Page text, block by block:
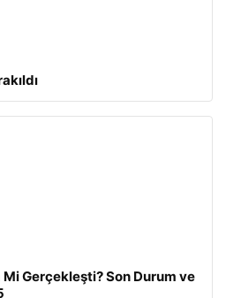
Mi Gerçekleşti? Son Durum ve